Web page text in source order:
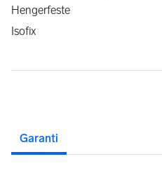
Hengerfeste
Isofix
Garanti